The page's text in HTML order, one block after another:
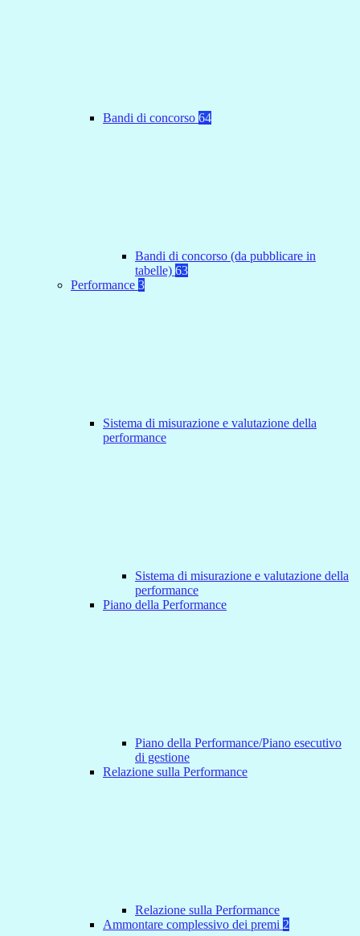
Bandi di concorso 64
Bandi di concorso (da pubblicare in
tabelle) 63
Performance 3
Sistema di misurazione e valutazione della
performance
Sistema di misurazione e valutazione della
performance
Piano della Performance
Piano della Performance/Piano esecutivo
di gestione
Relazione sulla Performance
Relazione sulla Performance
Ammontare complessivo dei premi 2